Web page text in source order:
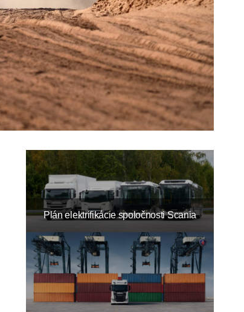
Plán elektrifikácie spoločnosti Scania